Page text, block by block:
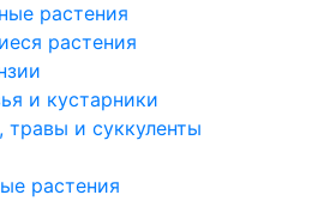
растения
растения
и кустарники
травы и суккуленты
растения